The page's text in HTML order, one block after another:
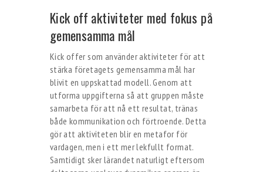
Kick off aktiviteter med fokus på
gemensamma mål
Kick offer som använder aktiviteter för att
stärka företagets gemensamma mål har
blivit en uppskattad modell. Genom att
utforma uppgifterna så att gruppen måste
samarbeta för att nå ett resultat, tränas
både kommunikation och förtroende. Detta
gör att aktiviteten blir en metafor för
vardagen, men i ett mer lekfullt format.
Samtidigt sker lärandet naturligt eftersom